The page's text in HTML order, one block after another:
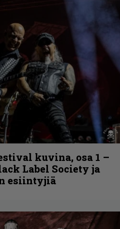
kuvina, osa 1 –
Label Society ja
esiintyjiä